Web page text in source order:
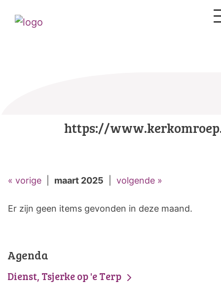
https://
« vorige maart 2025 volgende »
Er zijn geen items gevonden in deze maand.
Agenda
Dienst, Tsjerke op 'e Terp